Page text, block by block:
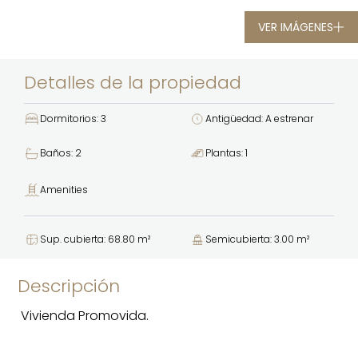
VER IMÁGENES
Detalles de la propiedad
Dormitorios: 3 Antigüedad: A estrenar
Baños: 2 Plantas: 1
Amenities
Sup. cubierta: 68.80 m² Semicubierta: 3.00 m²
Descripción
Vivienda Promovida.